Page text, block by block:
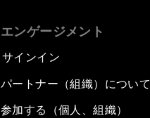
エンゲージメント
サインイン
パートナー（組織）について
参加する（個人、組織）